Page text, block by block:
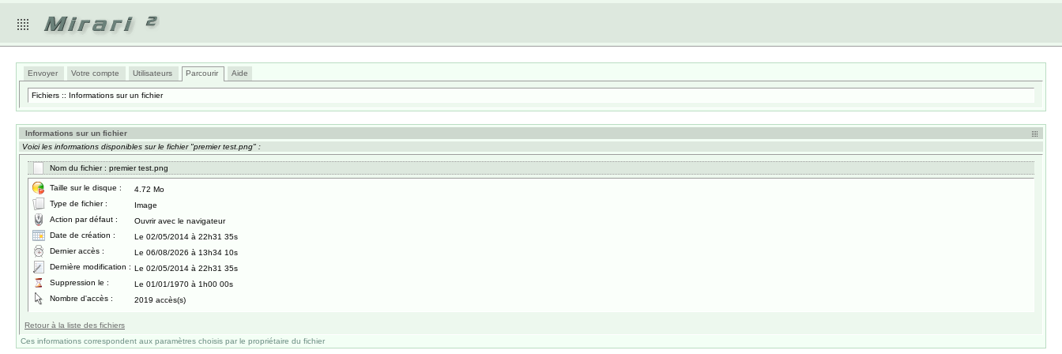
Envoyer Votre compte Utilisateurs Parcourir Aide
Fichiers :: Informations sur un fichier
Informations sur un fichier
Voici les informations disponibles sur le fichier "premier test.png" :
Nom du fichier : premier test.png
Taille sur le disque :
4.72 Mo
Type de fichier :
Image
Action par défaut :
Ouvrir avec le navigateur
Date de création :
Le 02/05/2014 à 22h31 35s
Dernier accès :
Le 06/08/2026 à 13h34 10s
Dernière modification : Le 02/05/2014 à 22h31 35s
Suppression le :
Le 01/01/1970 à 1h00 00s
Nombre d'accès :
2019 accès(s)
Retour à la liste des fichiers
Ces informations correspondent aux paramètres choisis par le propriétaire du fichier